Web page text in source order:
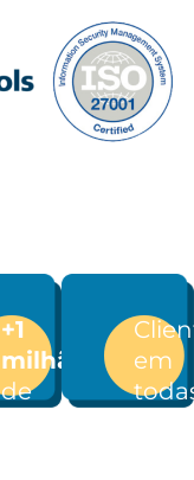
+1
milhão
de
em